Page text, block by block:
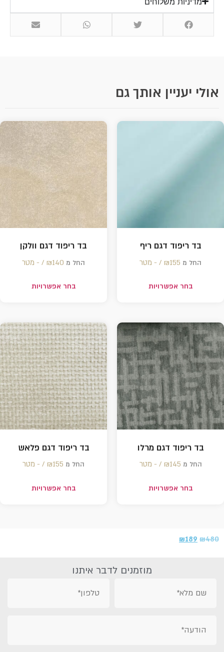
אולי יעניין אותך גם
בד ריפוד דגם ריף
החל מ ₪155 /‏‏‎ ‎- מטר
בחר אפשרויות
בד ריפוד דגם וולקן
החל מ ₪140 /‏‏‎ ‎- מטר
בחר אפשרויות
בד ריפוד דגם מרלו
החל מ ₪145 /‏‏‎ ‎- מטר
בחר אפשרויות
בד ריפוד דגם פלאש
החל מ ₪155 /‏‏‎ ‎- מטר
בחר אפשרויות
₪480
₪189
מוזמנים לדבר איתנו